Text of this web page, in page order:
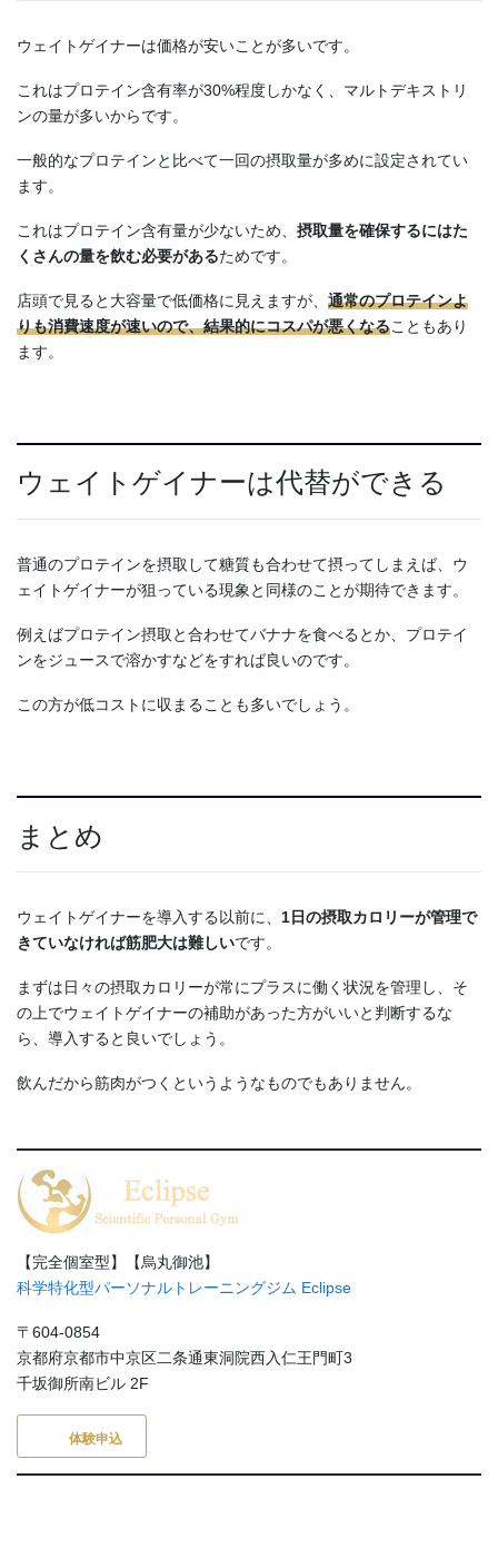
ウェイトゲイナーは価格が安いことが多いです。
これはプロテイン含有率が30%程度しかなく、マルトデキストリ
ンの量が多いからです。
一般的なプロテインと比べて一回の摂取量が多めに設定されてい
ます。
これはプロテイン含有量が少ないため、 摂取量を確保するにはた
くさんの量を飲む必要があるためです。
店頭で見ると大容量で低価格に見えますが、 通常のプロテインよ
りも消費速度が速いので、結果的にコスパが悪くなることもあり
ます。
ウェイトゲイナーは代替ができる
普通のプロテインを摂取して糖質も合わせて摂ってしまえば、ウ
ェイトゲイナーが狙っている現象と同様のことが期待できます。
例えばプロテイン摂取と合わせてバナナを食べるとか、プロテイ
ンをジュースで溶かすなどをすれば良いのです。
この方が低コストに収まることも多いでしょう。
まとめ
ウェイトゲイナーを導入する以前に、 1日の摂取カロリーが管理で
きていなければ筋肥大は難しいです。
まずは日々の摂取カロリーが常にプラスに働く状況を管理し、そ
の上でウェイトゲイナーの補助があった方がいいと判断するな
ら、導入すると良いでしょう。
飲んだから筋肉がつくというようなものでもありません。
【完全個室型】【烏丸御池】
科学特化型パーソナルトレーニングジム Eclipse
〒604-0854
京都府京都市中京区二条通東洞院西入仁王門町3
千坂御所南ビル 2F
体験申込